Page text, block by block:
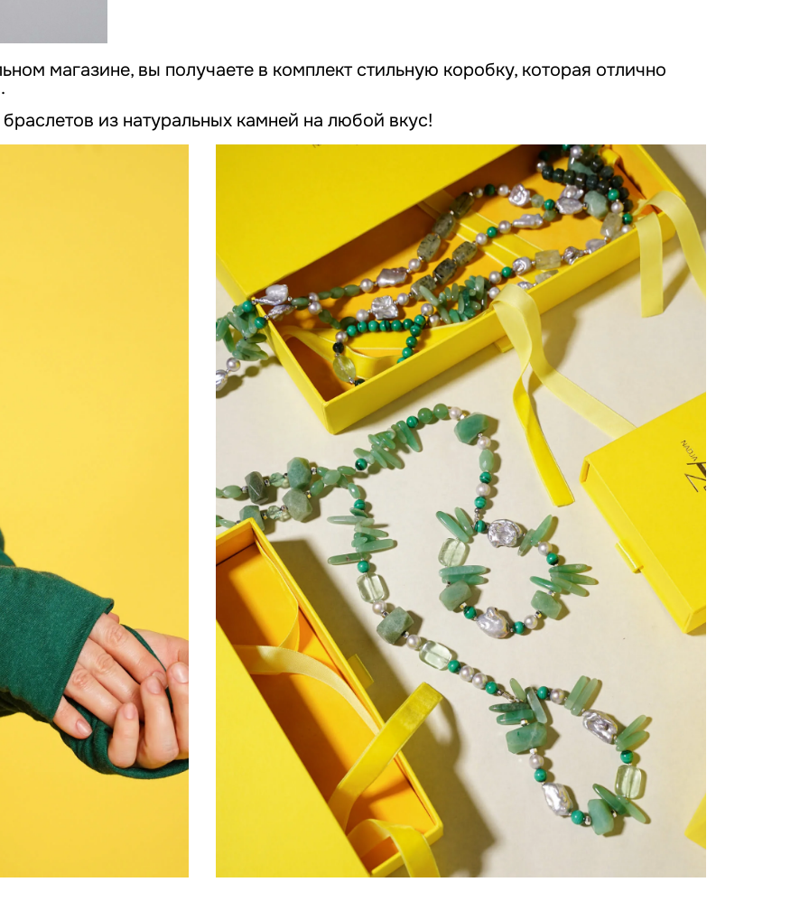
магазине, вы получаете в комплект стильную коробку, которая отлично
из натуральных камней на любой вкус!